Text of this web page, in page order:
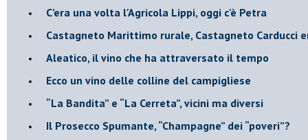
​C’era una volta l'Agricola Lippi, oggi c'è Petra
​Castagneto Marittimo rurale, Castagneto Carducci
Aleatico, il vino che ha attraversato il tempo
Ecco un vino delle colline del campigliese
“La Bandita” e “La Cerreta”, vicini ma diversi
​Il Prosecco Spumante, “Champagne” dei “poveri”?